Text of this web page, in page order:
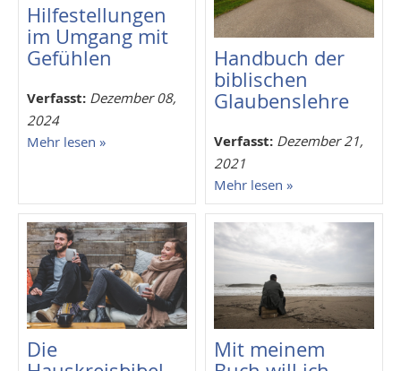
Hilfestellungen
im Umgang mit
Gefühlen
Verfasst: Dezember 08,
2024
Mehr lesen »
Handbuch der
biblischen
Glaubenslehre
Verfasst: Dezember 21,
2021
Mehr lesen »
Die
Mit meinem